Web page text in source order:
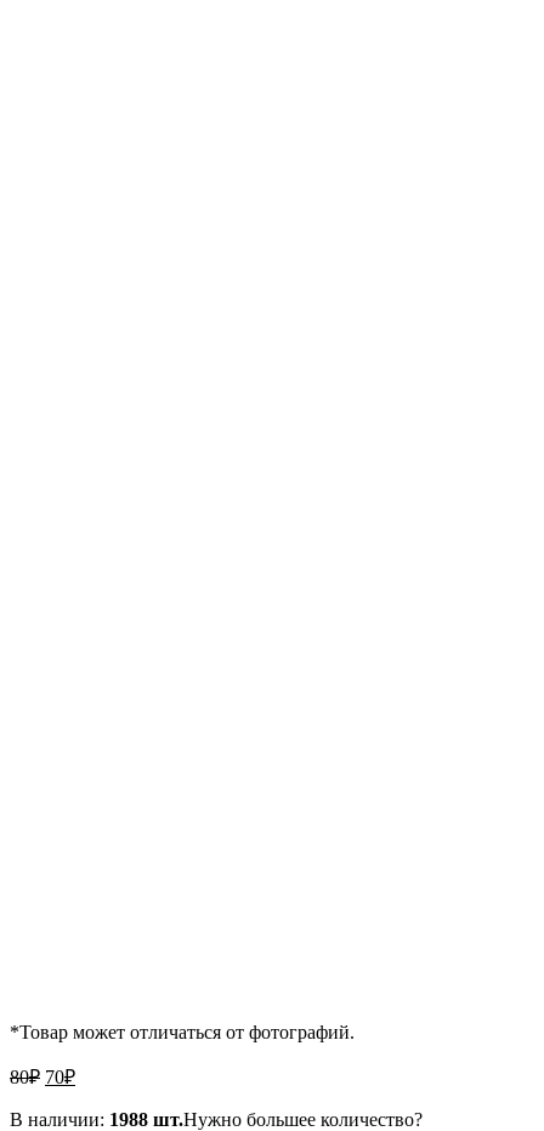
*Товар может отличаться от фотографий.
80₽ Первоначальная
составляла
70₽Текущая
70₽.
В наличии: 1988 шт.Нужно большее количество?